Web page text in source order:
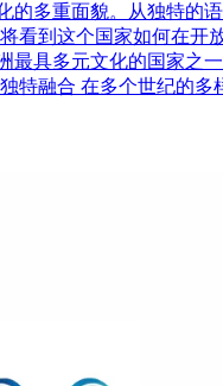
的多重面貌。从独特的
看到这个国家如何在开
最具多元文化的国家之
特融合 在多个世纪的多